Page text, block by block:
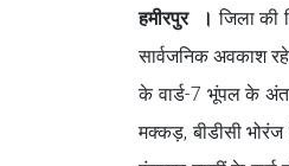
हमीरपुर ।जिला की
सार्वजनिक अवकाश
के वार्ड-7 भूंपल के
मक्कड़, बीडीसी